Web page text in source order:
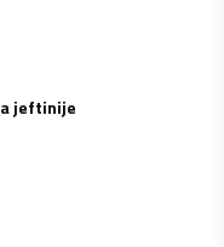
jeftinije